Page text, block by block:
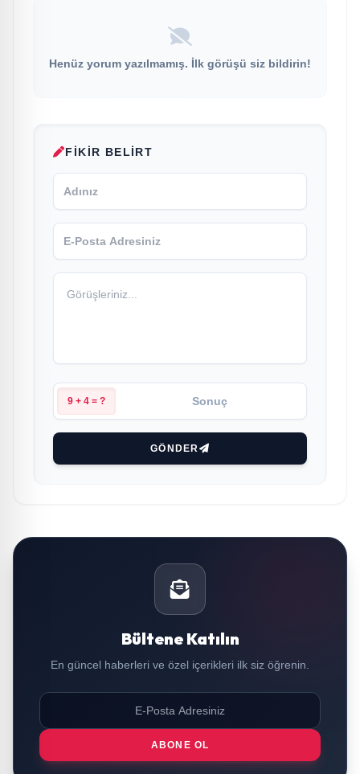
Henüz yorum yazılmamış. İlk görüşü siz bildirin!
FIKIR BELIRT
9 + 4 = ?
GÖNDER
Bültene Katılın
En güncel haberleri ve özel içerikleri ilk siz öğrenin.
ABONE OL